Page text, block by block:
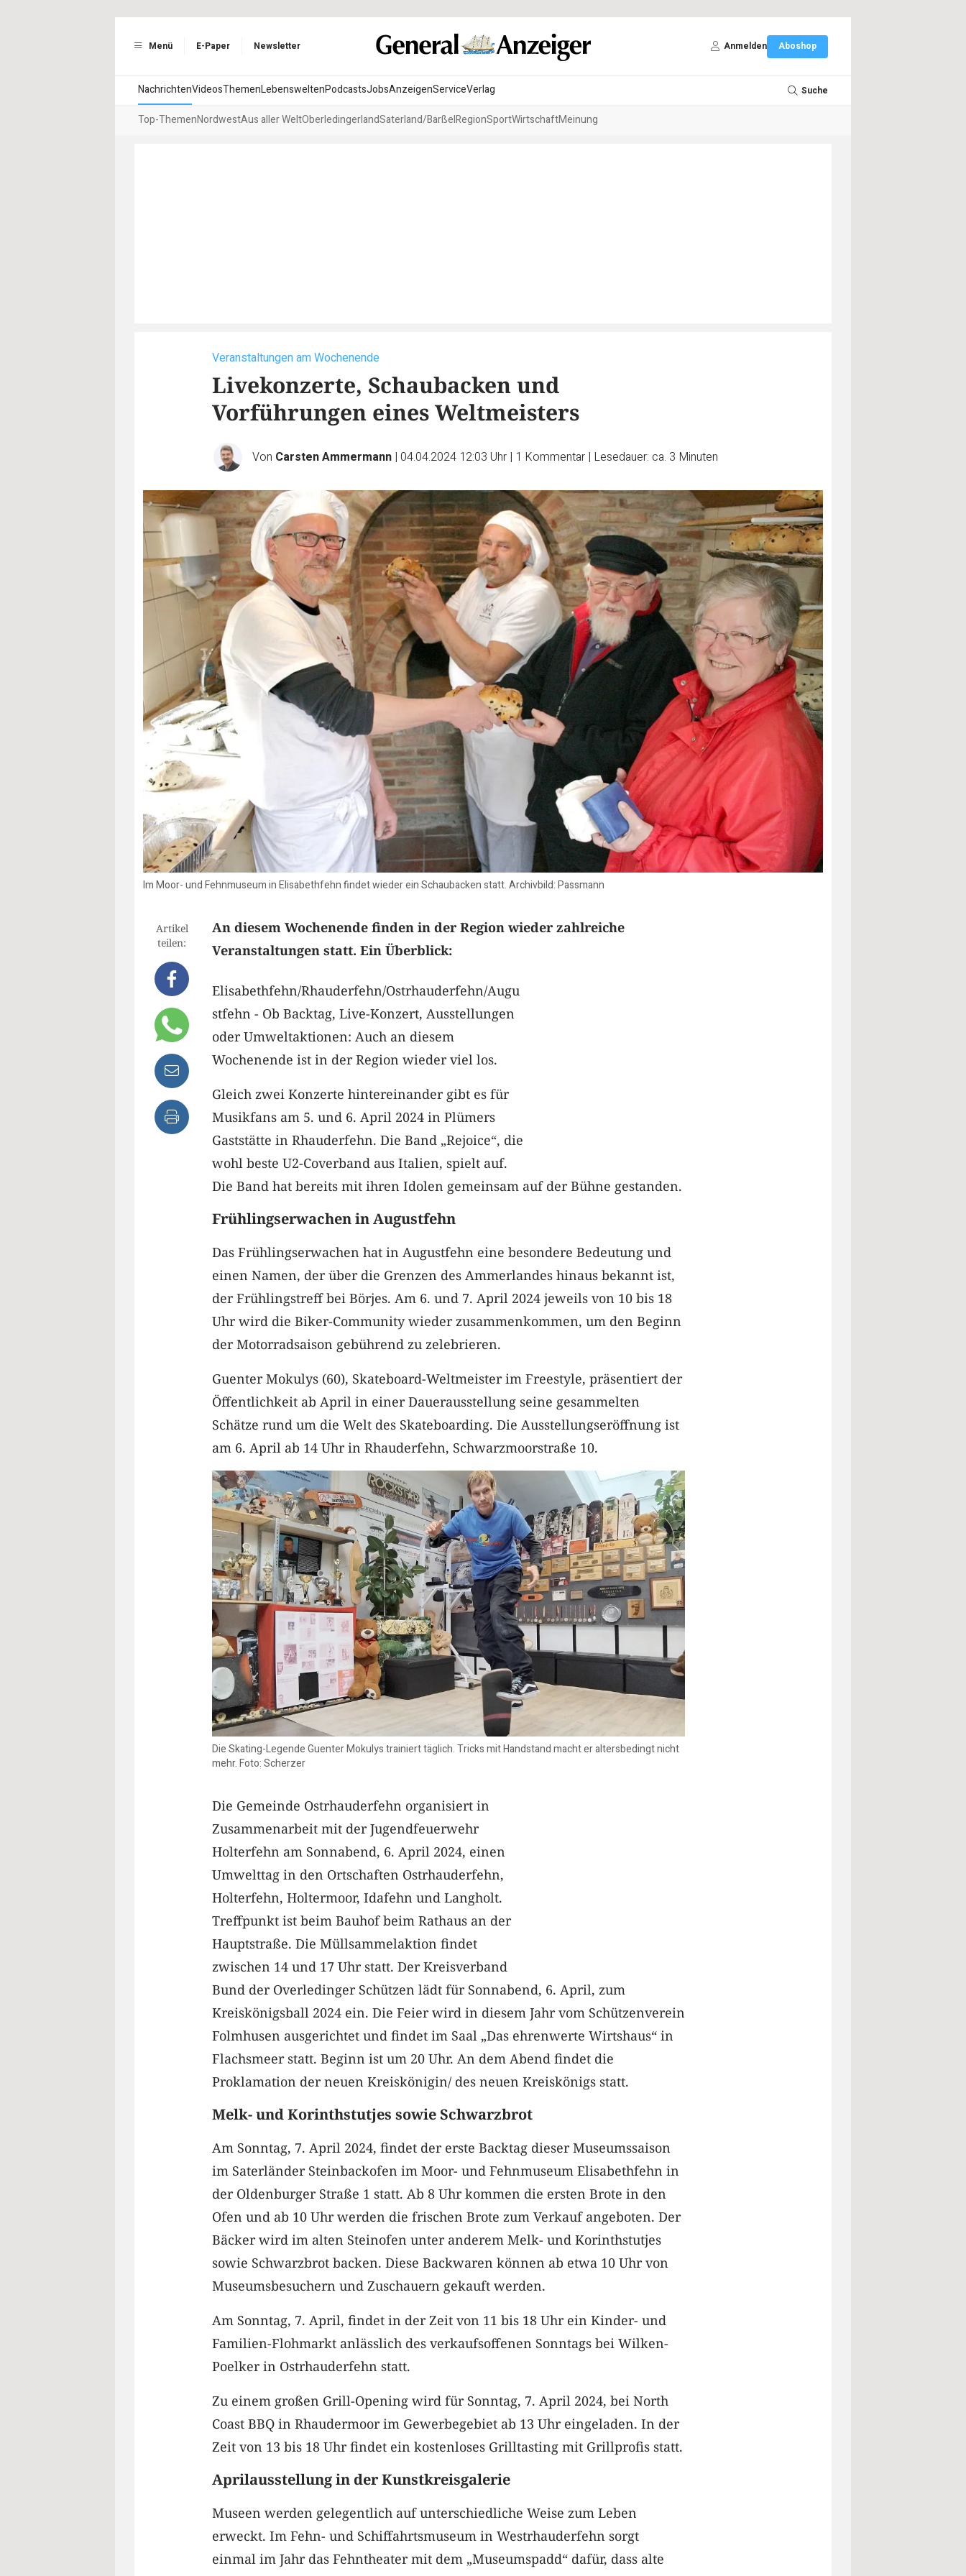
Menü E-Paper Newsletter Anmelden Aboshop
NachrichtenVideosThemenLebensweltenPodcastsJobsAnzeigenServiceVerlag Suche
Top-ThemenNordwestAus aller WeltOberledingerlandSaterland/BarßelRegionSportWirtschaftMeinung
Veranstaltungen am Wochenende
Livekonzerte, Schaubacken und
Vorführungen eines Weltmeisters
Von Carsten Ammermann | 04.04.2024 12:03 Uhr | 1 Kommentar | Lesedauer: ca. 3 Minuten
Im Moor- und Fehnmuseum in Elisabethfehn findet wieder ein Schaubacken statt. Archivbild: Passmann
Artikel
teilen:
An diesem Wochenende finden in der Region wieder zahlreiche
Veranstaltungen statt. Ein Überblick:
Elisabethfehn/Rhauderfehn/Ostrhauderfehn/Augu
stfehn - Ob Backtag, Live-Konzert, Ausstellungen
oder Umweltaktionen: Auch an diesem
Wochenende ist in der Region wieder viel los.
Gleich zwei Konzerte hintereinander gibt es für
Musikfans am 5. und 6. April 2024 in Plümers
Gaststätte in Rhauderfehn. Die Band „Rejoice“, die
wohl beste U2-Coverband aus Italien, spielt auf.
Die Band hat bereits mit ihren Idolen gemeinsam auf der Bühne gestanden.
Frühlingserwachen in Augustfehn
Das Frühlingserwachen hat in Augustfehn eine besondere Bedeutung und
einen Namen, der über die Grenzen des Ammerlandes hinaus bekannt ist,
der Frühlingstreff bei Börjes. Am 6. und 7. April 2024 jeweils von 10 bis 18
Uhr wird die Biker-Community wieder zusammenkommen, um den Beginn
der Motorradsaison gebührend zu zelebrieren.
Guenter Mokulys (60), Skateboard-Weltmeister im Freestyle, präsentiert der
Öffentlichkeit ab April in einer Dauerausstellung seine gesammelten
Schätze rund um die Welt des Skateboarding. Die Ausstellungseröffnung ist
am 6. April ab 14 Uhr in Rhauderfehn, Schwarzmoorstraße 10.
Die Skating-Legende Guenter Mokulys trainiert täglich. Tricks mit Handstand macht er altersbedingt nicht
mehr. Foto: Scherzer
Die Gemeinde Ostrhauderfehn organisiert in
Zusammenarbeit mit der Jugendfeuerwehr
Holterfehn am Sonnabend, 6. April 2024, einen
Umwelttag in den Ortschaften Ostrhauderfehn,
Holterfehn, Holtermoor, Idafehn und Langholt.
Treffpunkt ist beim Bauhof beim Rathaus an der
Hauptstraße. Die Müllsammelaktion findet
zwischen 14 und 17 Uhr statt. Der Kreisverband
Bund der Overledinger Schützen lädt für Sonnabend, 6. April, zum
Kreiskönigsball 2024 ein. Die Feier wird in diesem Jahr vom Schützenverein
Folmhusen ausgerichtet und findet im Saal „Das ehrenwerte Wirtshaus“ in
Flachsmeer statt. Beginn ist um 20 Uhr. An dem Abend findet die
Proklamation der neuen Kreiskönigin/ des neuen Kreiskönigs statt.
Melk- und Korinthstutjes sowie Schwarzbrot
Am Sonntag, 7. April 2024, findet der erste Backtag dieser Museumssaison
im Saterländer Steinbackofen im Moor- und Fehnmuseum Elisabethfehn in
der Oldenburger Straße 1 statt. Ab 8 Uhr kommen die ersten Brote in den
Ofen und ab 10 Uhr werden die frischen Brote zum Verkauf angeboten. Der
Bäcker wird im alten Steinofen unter anderem Melk- und Korinthstutjes
sowie Schwarzbrot backen. Diese Backwaren können ab etwa 10 Uhr von
Museumsbesuchern und Zuschauern gekauft werden.
Am Sonntag, 7. April, findet in der Zeit von 11 bis 18 Uhr ein Kinder- und
Familien-Flohmarkt anlässlich des verkaufsoffenen Sonntags bei Wilken-
Poelker in Ostrhauderfehn statt.
Zu einem großen Grill-Opening wird für Sonntag, 7. April 2024, bei North
Coast BBQ in Rhaudermoor im Gewerbegebiet ab 13 Uhr eingeladen. In der
Zeit von 13 bis 18 Uhr findet ein kostenloses Grilltasting mit Grillprofis statt.
Aprilausstellung in der Kunstkreisgalerie
Museen werden gelegentlich auf unterschiedliche Weise zum Leben
erweckt. Im Fehn- und Schiffahrtsmuseum in Westrhauderfehn sorgt
einmal im Jahr das Fehntheater mit dem „Museumspadd“ dafür, dass alte